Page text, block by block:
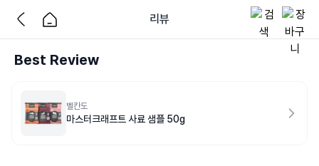
리뷰
Best Review
벨칸도
마스터크래프트 사료 샘플 50g